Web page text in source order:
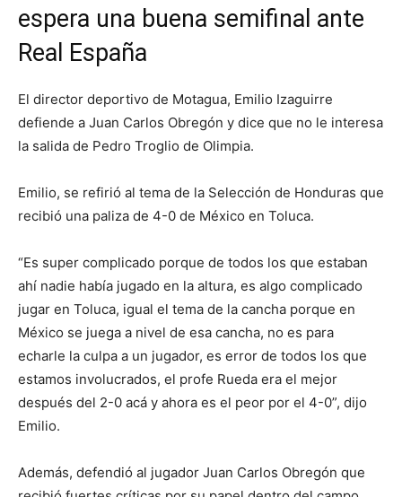
espera una buena semifinal ante
Real España
El director deportivo de Motagua, Emilio Izaguirre
defiende a Juan Carlos Obregón y dice que no le interesa
la salida de Pedro Troglio de Olimpia.
Emilio, se refirió al tema de la Selección de Honduras que
recibió una paliza de 4-0 de México en Toluca.
“Es super complicado porque de todos los que estaban
ahí nadie había jugado en la altura, es algo complicado
jugar en Toluca, igual el tema de la cancha porque en
México se juega a nivel de esa cancha, no es para
echarle la culpa a un jugador, es error de todos los que
estamos involucrados, el profe Rueda era el mejor
después del 2-0 acá y ahora es el peor por el 4-0”, dijo
Emilio.
Además, defendió al jugador Juan Carlos Obregón que